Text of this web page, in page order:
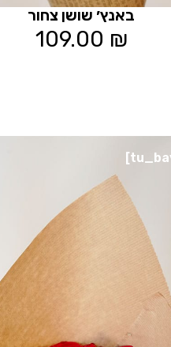
באנץ׳ שושן צחור
109.00 ₪